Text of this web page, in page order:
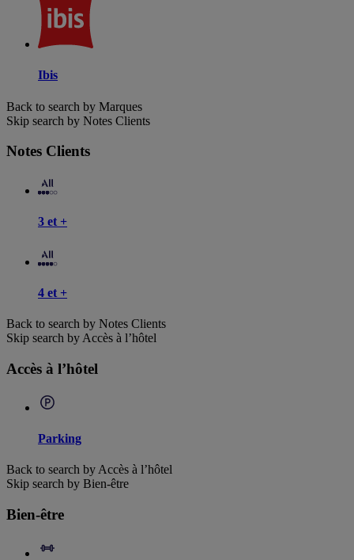
Ibis
Back to search by Marques
Skip search by Notes Clients
Notes Clients
3 et +
4 et +
Back to search by Notes Clients
Skip search by Accès à l’hôtel
Accès à l’hôtel
Parking
Back to search by Accès à l’hôtel
Skip search by Bien-être
Bien-être